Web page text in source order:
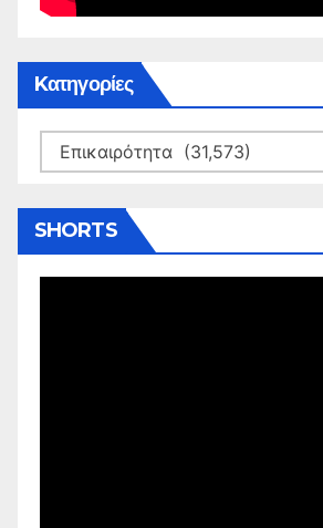
Kατηγορίες
Kατηγορίες
SHORTS